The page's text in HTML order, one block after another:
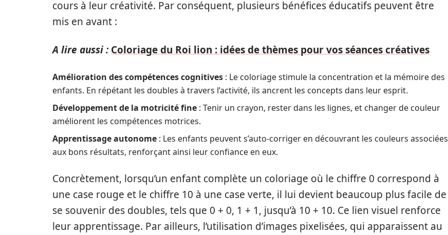
cours à leur créativité. Par conséquent, plusieurs bénéfices éducatifs peuvent être
mis en avant :
A lire aussi : Coloriage du Roi lion : idées de thèmes pour vos séances créatives
Amélioration des compétences cognitives : Le coloriage stimule la concentration et la mémoire des
enfants. En répétant les doubles à travers l’activité, ils ancrent les concepts dans leur esprit.
Développement de la motricité fine : Tenir un crayon, rester dans les lignes, et changer de couleur
améliorent les compétences motrices.
Apprentissage autonome : Les enfants peuvent s’auto-corriger en découvrant les couleurs associées
aux bons résultats, renforçant ainsi leur confiance en eux.
Concrètement, lorsqu’un enfant complète un coloriage où le chiffre 0 correspond à
une case rouge et le chiffre 10 à une case verte, il lui devient beaucoup plus facile de
se souvenir des doubles, tels que 0 + 0, 1 + 1, jusqu’à 10 + 10. Ce lien visuel renforce
leur apprentissage. Par ailleurs, l’utilisation d’images pixelisées, qui apparaissent au